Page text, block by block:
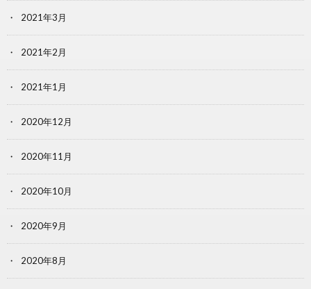
2021年3月
2021年2月
2021年1月
2020年12月
2020年11月
2020年10月
2020年9月
2020年8月